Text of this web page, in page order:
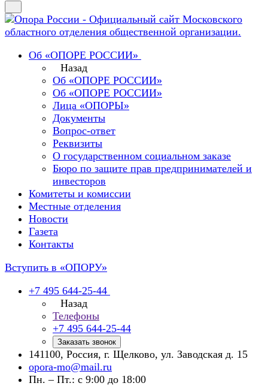
Об «ОПОРЕ РОССИИ»
Назад
Об «ОПОРЕ РОССИИ»
Об «ОПОРЕ РОССИИ»
Лица «ОПОРЫ»
Документы
Вопрос-ответ
Реквизиты
О государственном социальном заказе
Бюро по защите прав предпринимателей и
инвесторов
Комитеты и комиссии
Местные отделения
Новости
Газета
Контакты
Вступить в «ОПОРУ»
+7 495 644-25-44
Назад
Телефоны
+7 495 644-25-44
Заказать звонок
141100, Россия, г. Щелково, ул. Заводская д. 15
opora-mo@mail.ru
Пн. – Пт.: с 9:00 до 18:00